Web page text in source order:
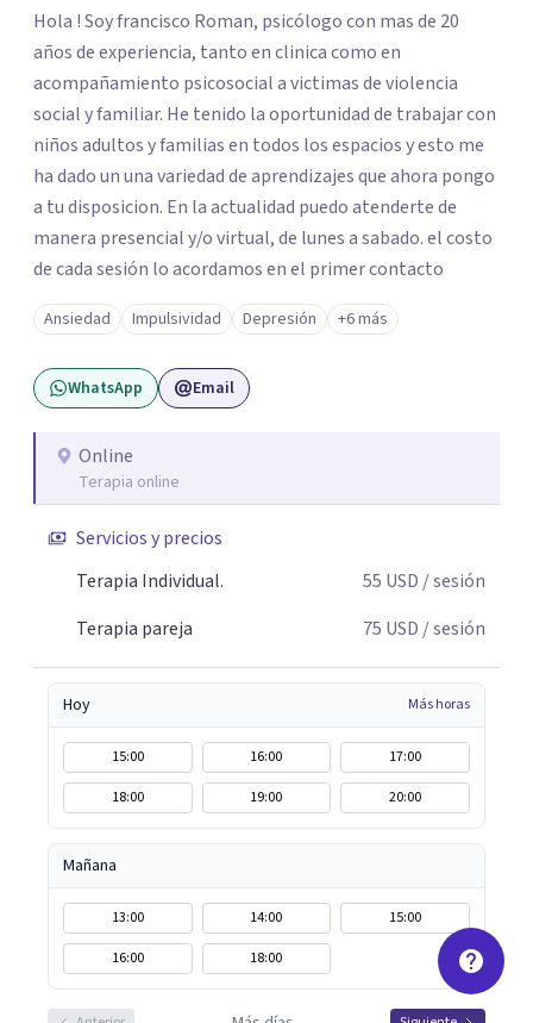
Hola ! Soy francisco Roman, psicólogo con mas de 20
años de experiencia, tanto en clinica como en
acompañamiento psicosocial a victimas de violencia
social y familiar. He tenido la oportunidad de trabajar con
niños adultos y familias en todos los espacios y esto me
ha dado un una variedad de aprendizajes que ahora pongo
a tu disposicion. En la actualidad puedo atenderte de
manera presencial y/o virtual, de lunes a sabado. el costo
de cada sesión lo acordamos en el primer contacto
Ansiedad Impulsividad Depresión +6 más
WhatsApp Email
Online
Terapia online
Servicios y precios
Terapia Individual.
55 USD / sesión
Terapia pareja
75 USD / sesión
Hoy Más horas
15:00 16:00
17:00
18:00
19:00 20:00
Mañana
13:00 14:00
15:00
16:00
18:00